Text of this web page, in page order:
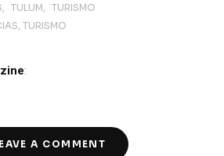
TULUM
TURISMO
TURISMO
:
A COMMENT